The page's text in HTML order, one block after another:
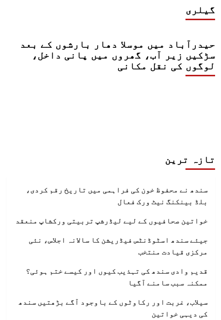
گیلری
حیدرآباد میں موسلا دھار بارشوں کے بعد
سڑکیں زیر آب، گھروں میں پانی داخل،
لوگوں کی نقل مکانی
تازہ ترین
سندھ نے محفوظ خون کی فراہمی میں تاریخ رقم کردی،
بلڈ بینکنگ نیٹ ورک فعال
خواتین صحافیوں کے لیے لیڈرشپ تربیتی ورکشاپ منعقد
جیئے سندھ اسٹوڈنٹس فیڈریشن کا سالانہ اجلاس، نئی
مرکزی قیادت منتخب
قدیم وادی سندھ کی تہذیب کیوں اور کیسے ختم ہوئی؟
ممکنہ سبب سامنے آگیا
سیلاب، غربت اور رکاوٹوں کے باوجود آگے بڑھتیں سندھ
کی دیہی خواتین